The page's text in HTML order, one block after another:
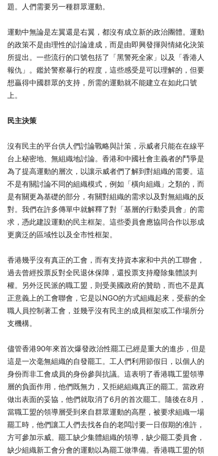
題。人們需要另一種群眾運動。
運動中無論是左翼還是右翼，都沒有成立新的政治團體。運動
的政策不是由理性的討論達成，而是由即興發揮與情緒化決策
所提出。一些流行的口號包括了「黑警死全家」以及「香港人
報仇」。鑑於警察暴行的程度，這些感受是可以理解的，但要
想贏得中國群眾的支持，所需的運動就不能建立在如此口號
上。
民主決策
沒有民主的平台供人們討論戰略與計策，示威者只能在在線平
台上秘密地、無組織地討論。香港和中國社會主義者的鬥爭是
為了提高運動的層次，以讓示威者們了解到對組織的需要。這
不是有關討論不同的組織模式，例如「橫向組織」之類的，而
是有關更為基礎的部分，有關對組織的需求以及對無組織的反
對。我們在許多傳單中就解釋了對「基層的行動委員會」的需
求，憑此建設運動的民主框架。這些委員會應協同合作以形成
更廣泛的區域性以及全市性框架。
香港幾乎沒有真正的工會，而有支持資本家和中共的工聯會，
過去曾經投票反對全民退休保障，還投票支持廢除集體談判
權。另外泛民派的職工盟，則受美國政府的贊助，而也不是真
正意義上的工會聯會，它是以NGO的方式組織起來，受薪的全
職人員控制著工會，並幾乎沒有民主的成員框架或工作場所分
支機構。
儘管香港90年來首次爆發政治性罷工已經是重大的進步，但是
這是一次毫無組織的自發罷工。工人們利用節假日，以個人的
身份而非工會成員的身份參與抗議。這表明了香港職工盟領導
層的負面作用，他們既無力，又拒絕組織真正的罷工。當政府
做出表面的妥協，他們就取消了6月的首次罷工。隨後在8月，
當職工盟的領導層受到來自群眾運動的高壓，被要求組織一場
罷工時，他們讓工人們去找各自的老闆討要一日假期的准許，
方可參加示威。罷工缺少集體組織的領導，缺少罷工委員會，
缺少組織新工會分會的運動以為罷工做準備。香港職工盟的領